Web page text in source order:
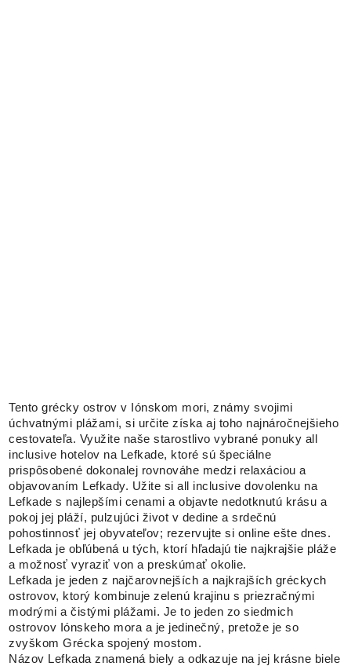
Tento grécky ostrov v Iónskom mori, známy svojimi
úchvatnými plážami, si určite získa aj toho najnáročnejšieho
cestovateľa. Využite naše starostlivo vybrané ponuky all
inclusive hotelov na Lefkade, ktoré sú špeciálne
prispôsobené dokonalej rovnováhe medzi relaxáciou a
objavovaním Lefkady. Užite si all inclusive dovolenku na
Lefkade s najlepšími cenami a objavte nedotknutú krásu a
pokoj jej pláží, pulzujúci život v dedine a srdečnú
pohostinnosť jej obyvateľov; rezervujte si online ešte dnes.
Lefkada je obľúbená u tých, ktorí hľadajú tie najkrajšie pláže
a možnosť vyraziť von a preskúmať okolie.
Lefkada je jeden z najčarovnejších a najkrajších gréckych
ostrovov, ktorý kombinuje zelenú krajinu s priezračnými
modrými a čistými plážami. Je to jeden zo siedmich
ostrovov Iónskeho mora a je jedinečný, pretože je so
zvyškom Grécka spojený mostom.
Názov Lefkada znamená biely a odkazuje na jej krásne biele